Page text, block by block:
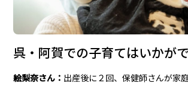
呉・阿賀での子育てはいかが
絵梨奈さん： 出産後に２回、保健師さんが家